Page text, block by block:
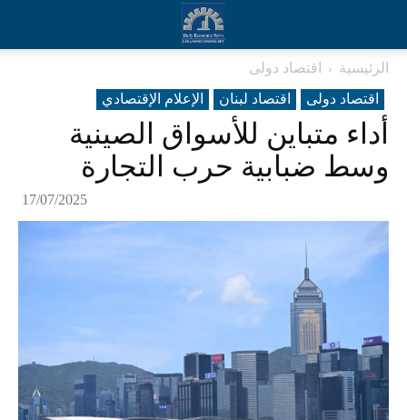
الرئيسية
اقتصاد دولی
اقتصاد دولی
اقتصاد لبنان الإعلام الإقتصادي
أداء متباين للأسواق الصينية
وسط ضبابية حرب التجارة
17/07/2025